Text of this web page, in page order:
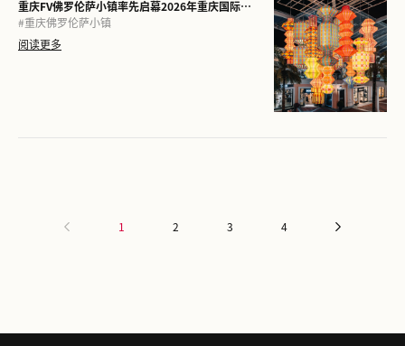
重庆FV佛罗伦萨小镇率先启幕2026年重庆国际光影文化旅游节
#重庆佛罗伦萨小镇
阅读更多
1 2 3 4